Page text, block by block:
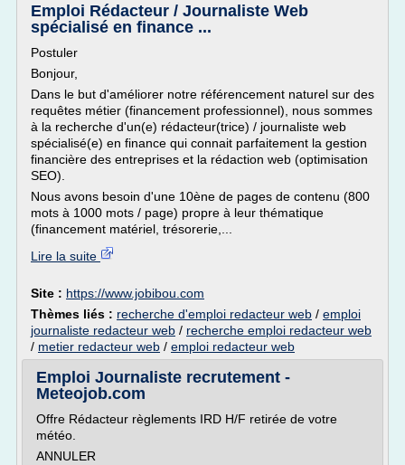
Emploi Rédacteur / Journaliste Web
spécialisé en finance ...
Postuler
Bonjour,
Dans le but d'améliorer notre référencement naturel sur des
requêtes métier (financement professionnel), nous sommes
à la recherche d'un(e) rédacteur(trice) / journaliste web
spécialisé(e) en finance qui connait parfaitement la gestion
financière des entreprises et la rédaction web (optimisation
SEO).
Nous avons besoin d'une 10ène de pages de contenu (800
mots à 1000 mots / page) propre à leur thématique
(financement matériel, trésorerie,...
Lire la suite
Site : https://www.jobibou.com
Thèmes liés : recherche d'emploi redacteur web / emploi
journaliste redacteur web / recherche emploi redacteur web
/ metier redacteur web / emploi redacteur web
Emploi Journaliste recrutement -
Meteojob.com
Offre Rédacteur règlements IRD H/F retirée de votre
météo.
ANNULER